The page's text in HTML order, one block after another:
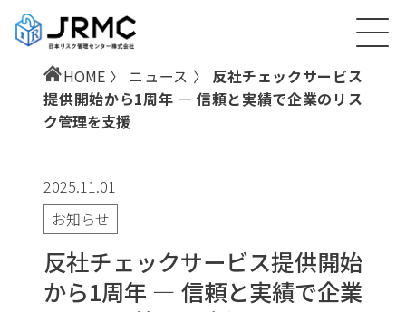
HOME 〉 ニュース 〉 反社チェックサービス
提供開始から1周年 ― 信頼と実績で企業のリス
ク管理を支援
2025.11.01
お知らせ
反社チェックサービス提供開始
から1周年 ― 信頼と実績で企業